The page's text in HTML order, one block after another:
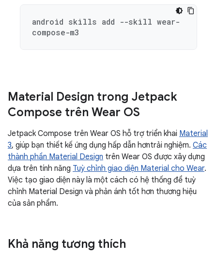
android skills add --skill wear-
compose-m3
Material Design trong Jetpack
Compose trên Wear OS
Jetpack Compose trên Wear OS hỗ trợ triển khai Material
3, giúp bạn thiết kế ứng dụng hấp dẫn hơntrải nghiệm. Các
thành phần Material Design trên Wear OS được xây dựng
dựa trên tính năng Tuỳ chỉnh giao diện Material cho Wear.
Việc tạo giao diện này là một cách có hệ thống để tuỳ
chỉnh Material Design và phản ánh tốt hơn thương hiệu
của sản phẩm.
Khả năng tương thích